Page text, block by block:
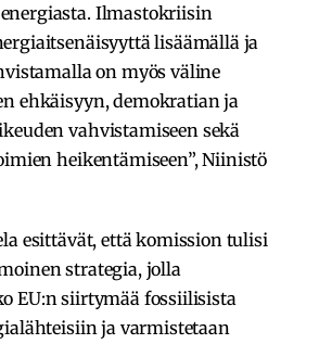
Ilmastokriisin
lisäämällä ja
on myös väline
ehkäisyyn, demokratian ja
vahvistamiseen sekä
heikentämiseen”, Niinistö
esittävät, että komission tulisi
strategia, jolla
EU:n siirtymää fossiilisista
ja varmistetaan